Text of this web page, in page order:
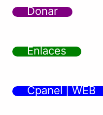
Donar
Enlaces
Cpanel | WEB